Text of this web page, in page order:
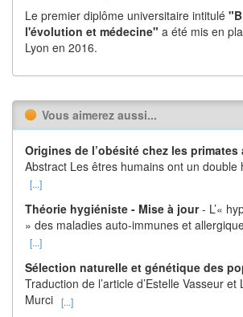
Le premier diplôme universitaire intitulé
l'évolution et médecine" a été mis en
Lyon en 2016.
Vous aimerez aussi...
Origines de l’obésité chez les primates
Abstract Les êtres humains ont un double
[...]
Théorie hygiéniste - Mise à jour- L’«
» des maladies auto-immunes et
[...]
Sélection naturelle et génétique des
Traduction de l’article d’Estelle Vasseur et
Murci [...]